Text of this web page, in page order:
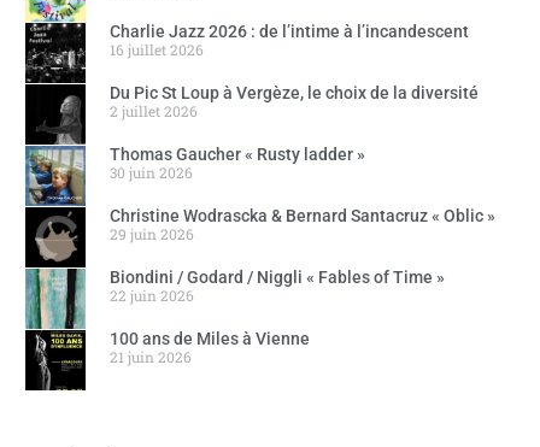
Charlie Jazz 2026 : de l’intime à l’incandescent
16 juillet 2026
Du Pic St Loup à Vergèze, le choix de la diversité
2 juillet 2026
Thomas Gaucher « Rusty ladder »
30 juin 2026
Christine Wodrascka & Bernard Santacruz « Oblic »
29 juin 2026
Biondini / Godard / Niggli « Fables of Time »
22 juin 2026
100 ans de Miles à Vienne
21 juin 2026